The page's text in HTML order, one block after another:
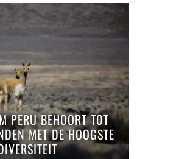
PERU BEHOORT TOT
MET DE HOOGSTE